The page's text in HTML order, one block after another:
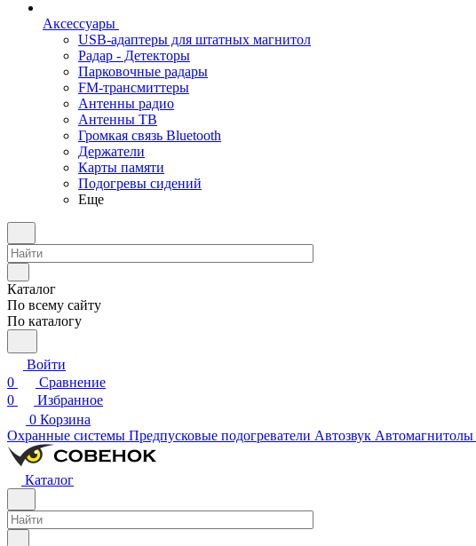
Аксессуары
USB-адаптеры для штатных магнитол
Радар - Детекторы
Парковочные радары
FM-трансмиттеры
Антенны радио
Антенны ТВ
Громкая связь Bluetooth
Держатели
Карты памяти
Подогревы сидений
Еще
Каталог
По всему сайту
По каталогу
Войти
0
Сравнение
0
Избранное
0 Корзина
Охранные системы Предпусковые подогреватели Автозвук Автомагнитолы
Каталог